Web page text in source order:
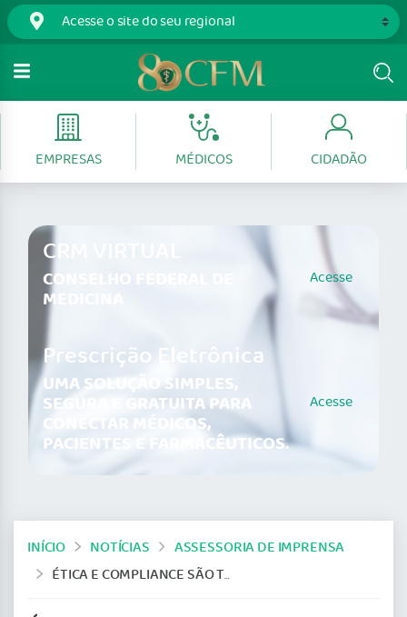
EMPRESAS MÉDICOS CIDADÃO
CRM VIRTUAL
CONSELHO FEDERAL DE
MEDICINA
Acesse
Prescrição Eletrônica
UMA SOLUÇÃO SIMPLES,
SEGURA E GRATUITA PARA
CONECTAR MÉDICOS,
PACIENTES E FARMACÊUTICOS.
Acesse
INÍCIO NOTÍCIAS
ASSESSORIA DE IMPRENSA
ÉTICA E COMPLIANCE SÃO TEMAS DE DEBATE NA CAPITAL PAULISTA